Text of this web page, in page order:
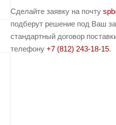
Сделайте заявку на почту
подберут решение под Ваш
стандартный договор
телефону +7 (812) 243-18-15.